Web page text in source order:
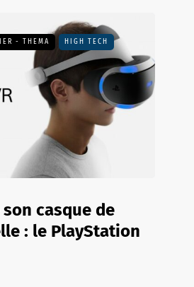
- THEMA HIGH TECH
casque de
: le PlayStation